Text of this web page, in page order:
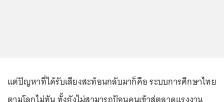
แต่ปัญหาที่ได้รับเสียงสะท้อนกลับมาก็คือ ระบบการศึกษาไทย